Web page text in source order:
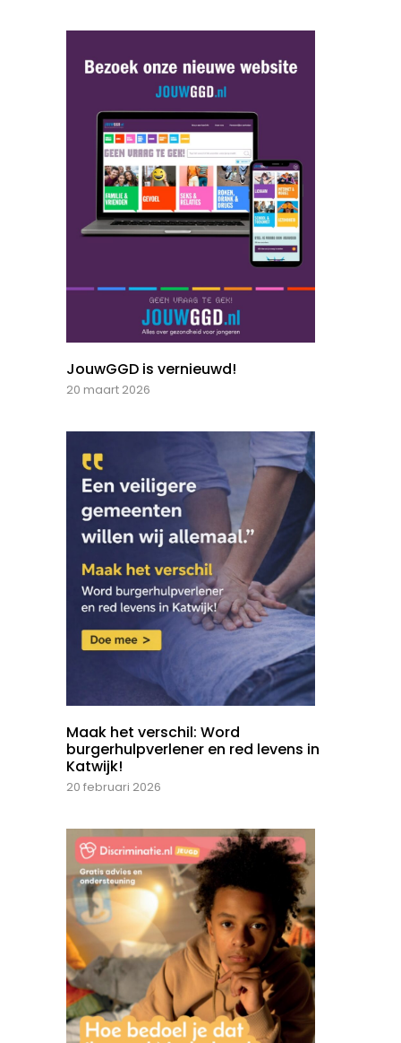
JouwGGD is vernieuwd!
20 maart 2026
Maak het verschil: Word
burgerhulpverlener en red levens in
Katwijk!
20 februari 2026